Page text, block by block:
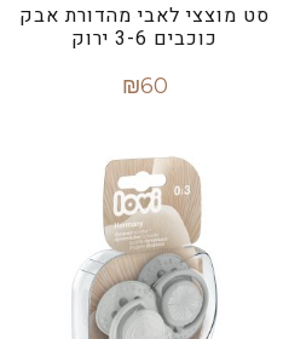
סט מוצצי לאבי מהדורת אבק
כוכבים 3-6 ירוק
₪60